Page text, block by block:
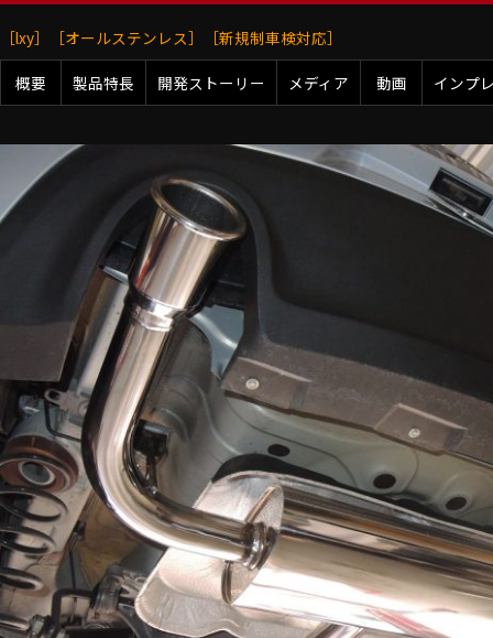
［lxy］［オールステンレス］［新規制車検対応］
概要 製品特長 開発ストーリー メディア 動画 インプ